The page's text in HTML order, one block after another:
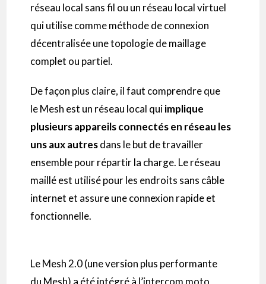
réseau local sans fil ou un réseau local virtuel
qui utilise comme méthode de connexion
décentralisée une topologie de maillage
complet ou partiel.
De façon plus claire, il faut comprendre que
leMesh est un réseau local quiimplique
plusieurs appareils connectésen réseau les
uns aux autresdans le but de travailler
ensemble pour répartir la charge. Le réseau
maillé est utilisé pour les endroits sans câble
internet et assure une connexion rapide et
fonctionnelle.
LeMesh 2.0(une version plus performante
du Mesh) a été intégré à l’intercom moto